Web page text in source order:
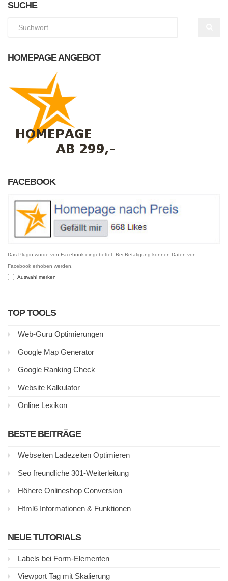
SUCHE
HOMEPAGE ANGEBOT
FACEBOOK
Das Plugin wurde von Facebook eingebettet. Bei Betätigung können Daten von
Facebook erhoben werden.
Auswahl merken
TOP TOOLS
Web-Guru Optimierungen
Google Map Generator
Google Ranking Check
Website Kalkulator
Online Lexikon
BESTE BEITRÄGE
Webseiten Ladezeiten Optimieren
Seo freundliche 301-Weiterleitung
Höhere Onlineshop Conversion
Html6 Informationen & Funktionen
NEUE TUTORIALS
Labels bei Form-Elementen
Viewport Tag mit Skalierung